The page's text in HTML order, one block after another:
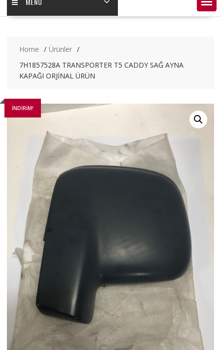
Home
Ürünler
7H1857528A TRANSPORTER T5 CADDY SAĞ AYNA
KAPAĞI ORJİNAL ÜRÜN
İNDIRIM!